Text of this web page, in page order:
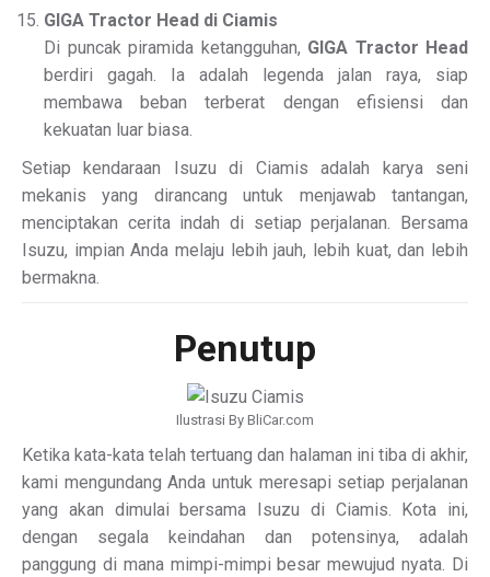
GIGA Tractor Head di Ciamis
Di puncak piramida ketangguhan, GIGA Tractor Head
berdiri gagah. Ia adalah legenda jalan raya, siap
membawa beban terberat dengan efisiensi dan
kekuatan luar biasa.
Setiap kendaraan Isuzu di Ciamis adalah karya seni
mekanis yang dirancang untuk menjawab tantangan,
menciptakan cerita indah di setiap perjalanan. Bersama
Isuzu, impian Anda melaju lebih jauh, lebih kuat, dan lebih
bermakna.
Penutup
Ilustrasi By BliCar.com
Ketika kata-kata telah tertuang dan halaman ini tiba di akhir,
kami mengundang Anda untuk meresapi setiap perjalanan
yang akan dimulai bersama Isuzu di Ciamis. Kota ini,
dengan segala keindahan dan potensinya, adalah
panggung di mana mimpi-mimpi besar mewujud nyata. Di